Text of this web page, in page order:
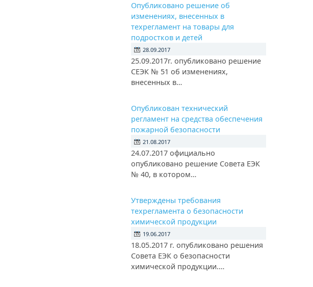
Опубликовано решение об
изменениях, внесенных в
техрегламент на товары для
подростков и детей
28.09.2017
25.09.2017г. опубликовано решение
СЕЭК № 51 об изменениях,
внесенных в…
Опубликован технический
регламент на средства обеспечения
пожарной безопасности
21.08.2017
24.07.2017 официально
опубликовано решение Совета ЕЭК
№ 40, в котором…
Утверждены требования
техрегламента о безопасности
химической продукции
19.06.2017
18.05.2017 г. опубликовано решения
Совета ЕЭК о безопасности
химической продукции.…